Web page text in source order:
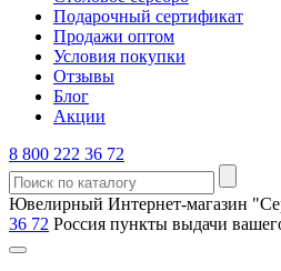
Подарочный сертификат
Продажи оптом
Условия покупки
Отзывы
Блог
Акции
8 800 222 36 72
Ювелирный Интернет-магазин
36 72 Россия пункты выдачи